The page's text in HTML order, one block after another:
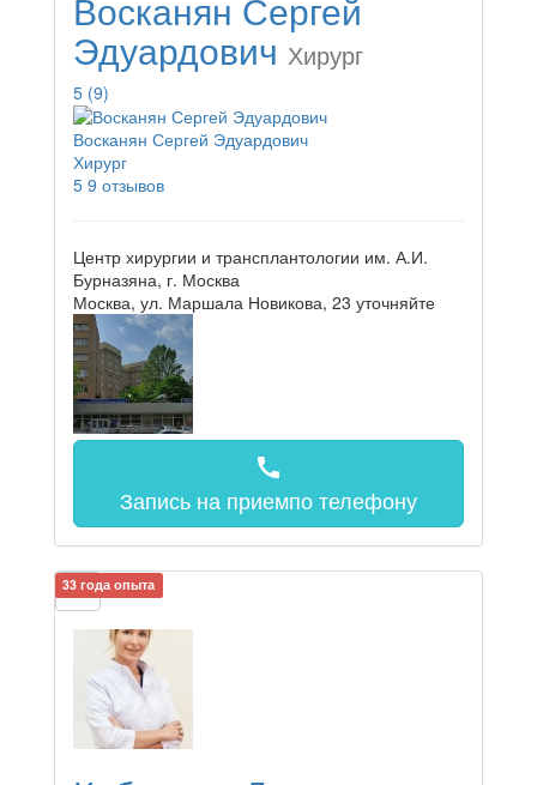
Эдуардович Хирург
5 (9)
Восканян Сергей Эдуардович
Хирург
5 9 отзывов
Центр хирургии и трансплантологии им. А.И.
Бурназяна, г. Москва
Москва, ул. Маршала Новикова, 23 уточняйте
call
Запись на приемпо телефону
33 года опыта